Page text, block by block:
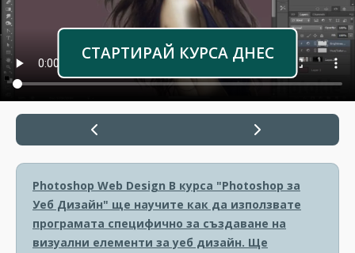
СТАРТИРАЙ КУРСА ДНЕС
Photoshop Web Design В курса "Photoshop за
Уеб Дизайн" ще научите как да използвате
програмата специфично за създаване на
визуални елементи за уеб дизайн. Ще